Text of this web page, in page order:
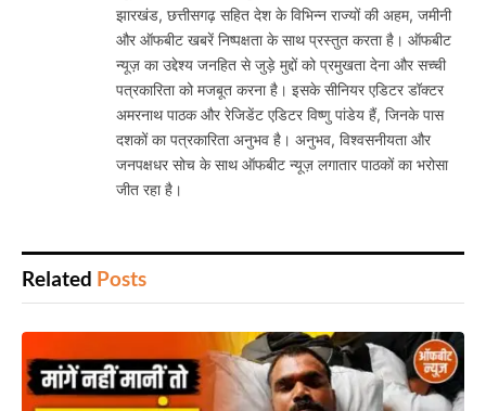
झारखंड, छत्तीसगढ़ सहित देश के विभिन्न राज्यों की अहम, जमीनी
और ऑफबीट खबरें निष्पक्षता के साथ प्रस्तुत करता है। ऑफबीट
न्यूज़ का उद्देश्य जनहित से जुड़े मुद्दों को प्रमुखता देना और सच्ची
पत्रकारिता को मजबूत करना है। इसके सीनियर एडिटर डॉक्टर
अमरनाथ पाठक और रेजिडेंट एडिटर विष्णु पांडेय हैं, जिनके पास
दशकों का पत्रकारिता अनुभव है। अनुभव, विश्वसनीयता और
जनपक्षधर सोच के साथ ऑफबीट न्यूज़ लगातार पाठकों का भरोसा
जीत रहा है।
Related Posts